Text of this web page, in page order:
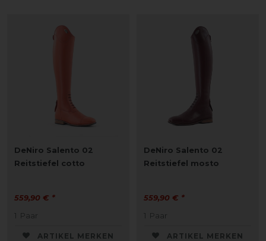
DeNiro Salento 02
Reitstiefel cotto
559,90 € *
1 Paar
ARTIKEL MERKEN
DeNiro Salento 02
Reitstiefel mosto
559,90 € *
1 Paar
ARTIKEL MERKEN